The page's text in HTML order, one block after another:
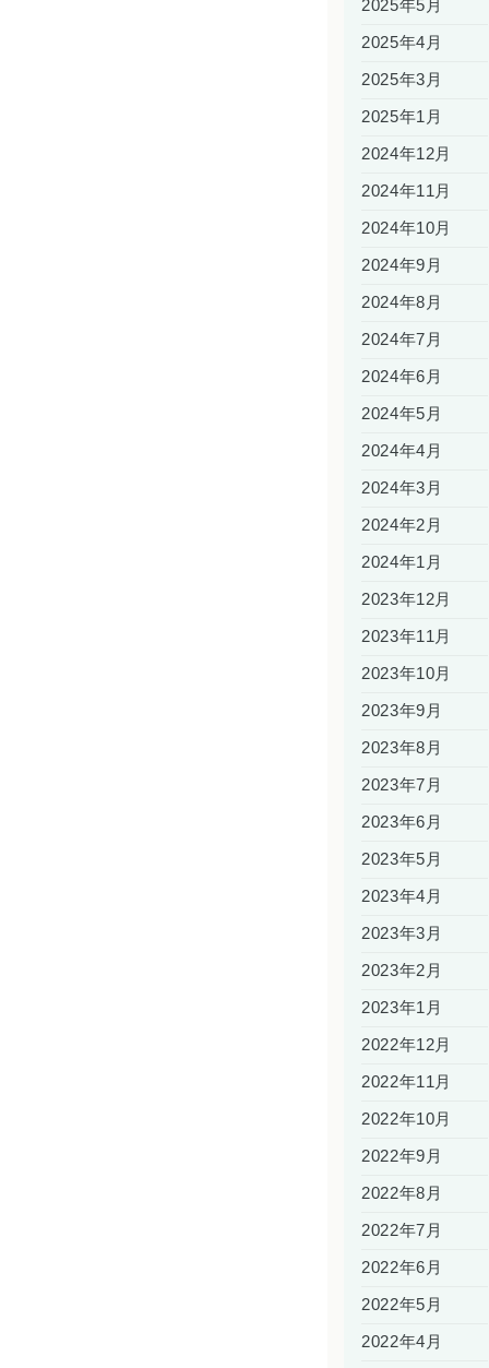
2025年5月
2025年4月
2025年3月
2025年1月
2024年12月
2024年11月
2024年10月
2024年9月
2024年8月
2024年7月
2024年6月
2024年5月
2024年4月
2024年3月
2024年2月
2024年1月
2023年12月
2023年11月
2023年10月
2023年9月
2023年8月
2023年7月
2023年6月
2023年5月
2023年4月
2023年3月
2023年2月
2023年1月
2022年12月
2022年11月
2022年10月
2022年9月
2022年8月
2022年7月
2022年6月
2022年5月
2022年4月